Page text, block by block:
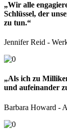
„Wir alle
Schlüssel, der
zu tun.“
Jennifer Reid -
„Als ich zu
und aufeinander
Barbara Howard -